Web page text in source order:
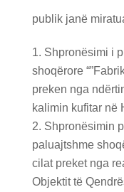
publik janë
Shpronësimi i
shoqërore
preken nga
kalimin kufitar në
Shpronësimin
paluajtshme
cilat preket nga
Objektit të